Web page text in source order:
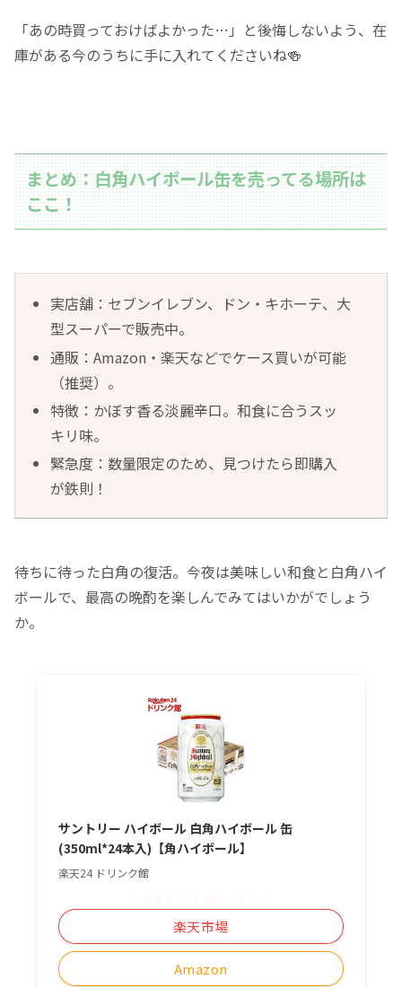
「あの時買っておけばよかった…」と後悔しないよう、在
庫がある今のうちに手に入れてくださいね🍻
まとめ：白角ハイボール缶を売ってる場所は
ここ！
実店舗：セブンイレブン、ドン・キホーテ、大
型スーパーで販売中。
通販：Amazon・楽天などでケース買いが可能
（推奨）。
特徴：かぼす香る淡麗辛口。和食に合うスッ
キリ味。
緊急度：数量限定のため、見つけたら即購入
が鉄則！
待ちに待った白角の復活。今夜は美味しい和食と白角ハイ
ボールで、最高の晩酌を楽しんでみてはいかがでしょう
か。
サントリー ハイボール 白角ハイボール 缶
(350ml*24本入)【角ハイボール】
楽天24 ドリンク館
Amazon
楽天市場